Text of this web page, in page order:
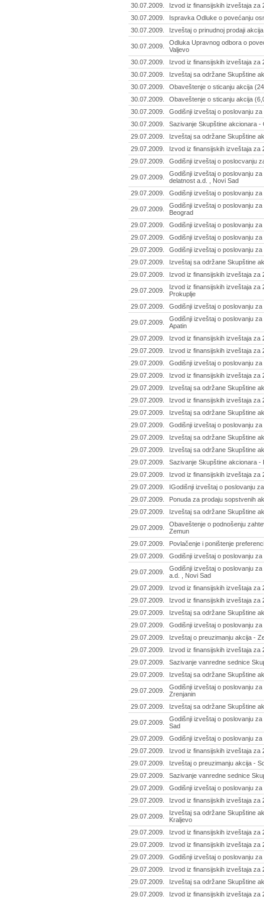
30.07.2009.
Izvod iz finansijskih izveštaja za
30.07.2009.
Ispravka Odluke o povećanju
30.07.2009.
Izveštaj o prinudnoj prodaji
30.07.2009.
Odluka Upravnog odbora o
Valjevo
30.07.2009.
Izvod iz finansijskih izveštaja za
30.07.2009.
Izveštaj sa održane Skupštine
30.07.2009.
Obaveštenje o sticanju akcija
30.07.2009.
Obaveštenje o sticanju akcija
30.07.2009.
Godišnji izveštaj o poslovanju
30.07.2009.
Sazivanje Skupštine akcionara -
29.07.2009.
Izveštaj sa održane Skupštine
29.07.2009.
Izvod iz finansijskih izveštaja za
29.07.2009.
Godišnji izveštaj o poslocvanju
29.07.2009.
Godišnji izveštaj o poslovanju
delatnost a.d. , Novi Sad
29.07.2009.
Godišnji izveštaj o poslovanju
29.07.2009.
Godišnji izveštaj o poslovanju
Beograd
29.07.2009.
Godišnji izveštaj o poslovanju
29.07.2009.
Godišnji izveštaj o poslovanju
29.07.2009.
Godišnji izveštaj o poslovanju
29.07.2009.
Izveštaj sa održane Skupštine
29.07.2009.
Izvod iz finansijskih izveštaja za
29.07.2009.
Izvod iz finansijskih izveštaja za
Prokuplje
29.07.2009.
Godišnji izveštaj o poslovanju
29.07.2009.
Godišnji izveštaj o poslovanju
Apatin
29.07.2009.
Izvod iz finansijskih izveštaja za
29.07.2009.
Izvod iz finansijskih izveštaja za
29.07.2009.
Godišnji izveštaj o poslovanju
29.07.2009.
Izvod iz finansijskih izveštaja za
29.07.2009.
Izveštaj sa održane Skupštine
29.07.2009.
Izvod iz finansijskih izveštaja za
29.07.2009.
Izveštaj sa održane Skupštine
29.07.2009.
Godišnji izveštaj o poslovanju
29.07.2009.
Izveštaj sa održane Skupštine
29.07.2009.
Izveštaj sa održane Skupštine
29.07.2009.
Sazivanje Skupštine akcionara -
29.07.2009.
Izvod iz finansijskih izveštaja za
29.07.2009.
IGodišnji izveštaj o poslovanju
29.07.2009.
Ponuda za prodaju sopstvenih
29.07.2009.
Izveštaj sa održane Skupštine
29.07.2009.
Obaveštenje o podnošenju
Zemun
29.07.2009.
Povlačenje i poništenje
29.07.2009.
Godišnji izveštaj o poslovanju
29.07.2009.
Godišnji izveštaj o poslovanju
a.d. , Novi Sad
29.07.2009.
Izvod iz finansijskih izveštaja za
29.07.2009.
Izvod iz finansijskih izveštaja za
29.07.2009.
Izveštaj sa održane Skupštine
29.07.2009.
Godišnji izveštaj o poslovanju
29.07.2009.
Izveštaj o preuzimanju akcija -
29.07.2009.
Izvod iz finansijskih izveštaja za
29.07.2009.
Sazivanje vanredne sednice
29.07.2009.
Izveštaj sa održane Skupštine
29.07.2009.
Godišnji izveštaj o poslovanju
Zrenjanin
29.07.2009.
Izveštaj sa održane Skupštine
29.07.2009.
Godišnji izveštaj o poslovanju
Sad
29.07.2009.
Godišnji izveštaj o poslovanju
29.07.2009.
Izvod iz finansijskih izveštaja za
29.07.2009.
Izveštaj o preuzimanju akcija -
29.07.2009.
Sazivanje vanredne sednice
29.07.2009.
Godišnji izveštaj o poslovanju
29.07.2009.
Izvod iz finansijskih izveštaja za
29.07.2009.
Izveštaj sa održane Skupštine
Kraljevo
29.07.2009.
Izvod iz finansijskih izveštaja za
29.07.2009.
Izvod iz finansijskih izveštaja za
29.07.2009.
Godišnji izveštaj o poslovanju
29.07.2009.
Izvod iz finansijskih izveštaja za
29.07.2009.
Izveštaj sa održane Skupštine
29.07.2009.
Izvod iz finansijskih izveštaja za